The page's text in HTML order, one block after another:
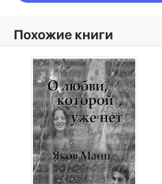
Похожие книги